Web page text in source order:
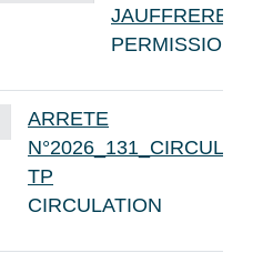
JAUFFRERE
PERMISSION
ARRETE
TP
CIRCULATION